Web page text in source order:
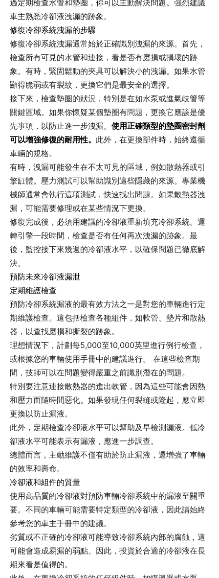
過定期檢查水管和墊圈，你可以主動解決問題。強烈建議
車主熟悉冷卻液洩漏的跡象。
修復冷卻系統洩漏的步驟
修復冷卻系統洩漏通常始於正確識別洩漏的來源。首先，
檢查所有可見的水管和連接，看是否有磨損或損壞的跡
象。有時，緊固鬆動的夾具可以解決小的洩漏。如果水管
顯得脆弱或有裂紋，更換它們是最安全的選擇。
接下來，檢查墊圈的狀況，特別是在如水泵或進氣歧管等
關鍵區域。如果你懷疑某個墊圈有問題，更換它應該是優
先事項，以防止進一步洩漏。 使用正確類型的墊圈密封劑
可以增強修復的耐用性。 此外，在更換部件時，始終遵循
車輛的規格。
有時，洩漏可能發生在不太可見的區域，例如散熱器或引
擎缸體。壓力測試可以幫助識別這些隱藏的來源。專業機
械師通常會執行這項測試，快速找出問題。如果散熱器洩
漏，可能需要修理或在某些情況下更換。
修復完成後，必須用建議的冷卻液重新填充冷卻系統。運
轉引擎一段時間，檢查是否有任何再次洩漏的跡象。最
後，監控接下來幾週的冷卻液水平，以確保問題已徹底解
決。
預防未來冷卻液漏泄
定期維護檢查
預防冷卻系統漏液的最有效方法之一是對您的車輛進行定
期維護檢查。這包括檢查各種組件，如軟管、墊片和散熱
器，以查找磨損和撕裂的跡象。
理想情況下，計劃每5,000至10,000英里進行例行檢查，
或根據您的車輛使用手冊中的建議進行。 在這些檢查期
間，技師可以在問題變得嚴重之前識別潛在的問題。
特別要注意連接散熱器的進出軟管，因為這些可能會因熱
和壓力而隨時間惡化。如果發現任何裂縫或隆起，應立即
更換以防止漏液。
此外，定期檢查冷卻液水平可以幫助及早檢測漏液。低冷
卻液水平可能表示有漏液，應進一步調查。
總體而言，主動維護不僅有助於防止漏液，還增強了車輛
的效率和壽命。
冷卻液和組件的質量
使用高品質的冷卻液對預防車輛冷卻系統中的漏液至關重
要。不同的車輛可能需要特定類型的冷卻液，因此請始終
參考您的車主手冊中的建議。
劣質或不正確的冷卻液可能導致冷卻系統內部的腐蝕，這
可能會造成易漏的弱點。因此，投資於合適的冷卻液在長
期來看是值得的。